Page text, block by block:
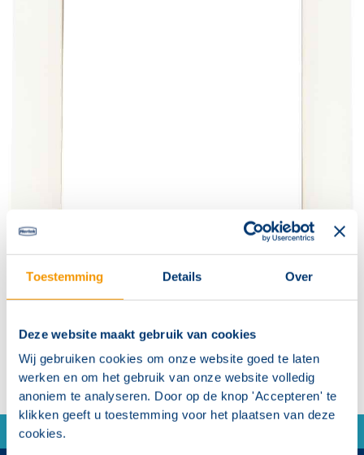
Toestemming Details Over
Deze website maakt gebruik van cookies
Wij gebruiken cookies om onze website goed te laten
werken en om het gebruik van onze website volledig
anoniem te analyseren. Door op de knop 'Accepteren' te
klikken geeft u toestemming voor het plaatsen van deze
cookies.